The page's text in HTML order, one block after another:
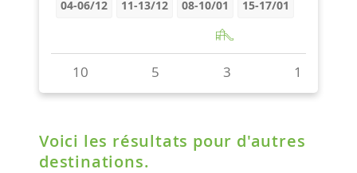
Voici les résultats pour d'autres
destinations.